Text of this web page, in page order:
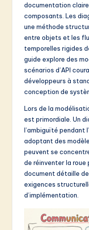
in
A
&
S
o
documentation
composants. Les
une méthode
entre objets et les
temporelles rigides
guide explore des
scénarios d’API
développeurs à
conception de
Lors de la
est primordiale. Un
l’ambiguïté pendant
adoptant des
peuvent se
de réinventer la roue
document détaille
exigences
d’implémentation.